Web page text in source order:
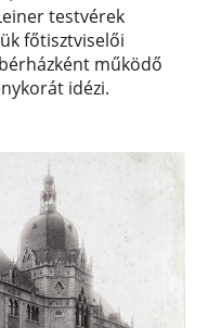
testvérek
főtisztviselői
működő
idézi.